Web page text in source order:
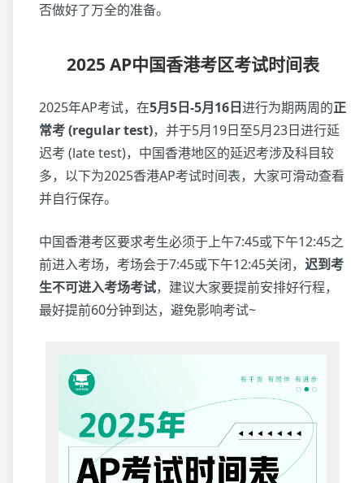
否做好了万全的准备。
2025 AP中国香港考区考试时间表
2025年AP考试，在5月5日-5月16日进行为期两周的正
常考(regular test)，并于5月19日至5月23日进行延
迟考 (late test)，中国香港地区的延迟考涉及科目较
多，以下为2025香港AP考试时间表，大家可滑动查看
并自行保存。
中国香港考区要求考生必须于上午7:45或下午12:45之
前进入考场，考场会于7:45或下午12:45关闭， 迟到考
生不可进入考场考试，建议大家要提前安排好行程，
最好提前60分钟到达，避免影响考试~